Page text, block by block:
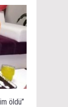
öldü”